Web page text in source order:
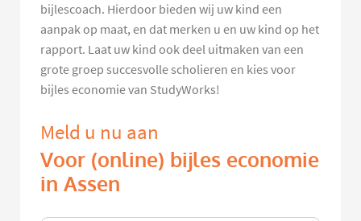
bijlescoach. Hierdoor bieden wij uw kind een
aanpak op maat, en dat merken u en uw kind op het
rapport. Laat uw kind ook deel uitmaken van een
grote groep succesvolle scholieren en kies voor
bijles economie van StudyWorks!
Meld u nu aan
Voor (online) bijles economie
in Assen